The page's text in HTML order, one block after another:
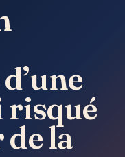
risqué
la